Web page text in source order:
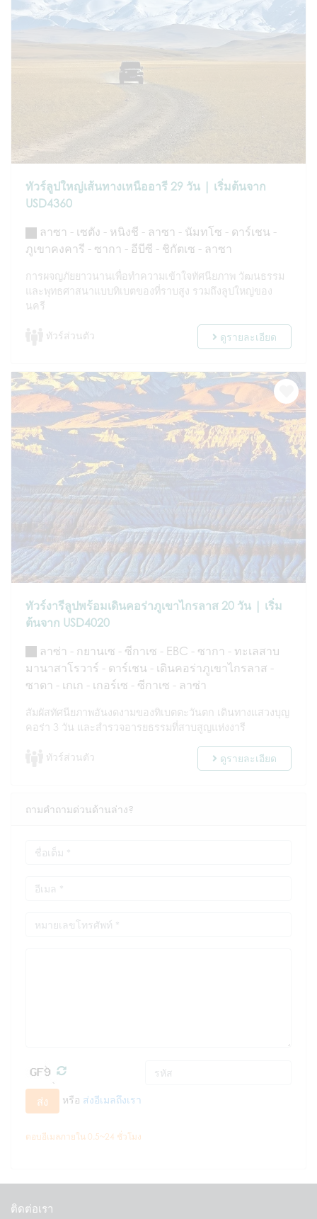
ทัวร์ลูปใหญ่เส้นทางเหนืออารี 29 วัน | เริ่มต้นจาก
USD4360
ลาซา - เซตัง - หนิงชี - ลาซา - นัมทโซ - ดาร์เชน -
ภูเขาคงคารี - ซากา - อีบีซี - ชิกัตเซ - ลาซา
การผจญภัยยาวนานเพื่อทำความเข้าใจทัศนียภาพ วัฒนธรรม
และพุทธศาสนาแบบทิเบตของที่ราบสูง รวมถึงลูปใหญ่ของ
นครี
ทัวร์ส่วนตัว ดูรายละเอียด
ทัวร์งารีลูปพร้อมเดินคอร่าภูเขาไกรลาส 20 วัน | เริ่ม
ต้นจาก USD4020
ลาซ่า - กยานเซ - ซีกาเซ - EBC - ซากา - ทะเลสาบ
มานาสาโรวาร์ - ดาร์เชน - เดินคอร่าภูเขาไกรลาส -
ซาดา - เกเก - เกอร์เซ - ซีกาเซ - ลาซ่า
สัมผัสทัศนียภาพอันงดงามของทิเบตตะวันตก เดินทางแสวงบุญ
คอร่า 3 วัน และสำรวจอารยธรรมที่สาบสูญแห่งงารี
ทัวร์ส่วนตัว ดูรายละเอียด
ถามคำถามด่วนด้านล่าง?
ส่ง หรือ ส่งอีเมลถึงเรา
ตอบอีเมลภายใน 0.5~24 ชั่วโมง
ติดต่อเรา